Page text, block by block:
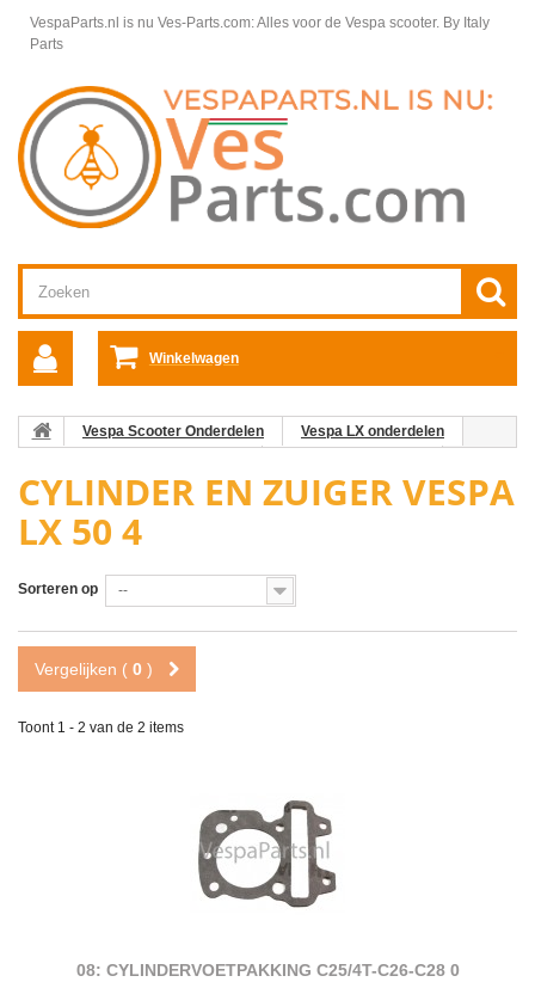
VespaParts.nl is nu Ves-Parts.com: Alles voor de Vespa scooter. By Italy
Parts
Winkelwagen
Vespa Scooter Onderdelen
Vespa LX onderdelen
Cylinder en Zuiger Vespa LX 50 4
CYLINDER EN ZUIGER VESPA
LX 50 4
Sorteren op --
Vergelijken ( 0 )
Toont 1 - 2 van de 2 items
08: CYLINDERVOETPAKKING C25/4T-C26-C28 0